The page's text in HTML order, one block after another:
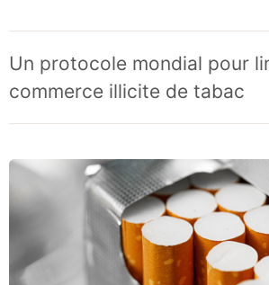
Un protocole mondial pour
commerce illicite de tabac